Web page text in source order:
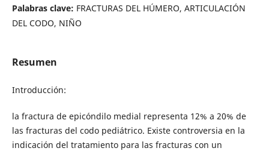
Palabras clave: FRACTURAS DEL HÚMERO, ARTICULACIÓN
DEL CODO, NIÑO
Resumen
Introducción:
la fractura de epicóndilo medial representa 12% a 20% de
las fracturas del codo pediátrico. Existe controversia en la
indicación del tratamiento para las fracturas con un